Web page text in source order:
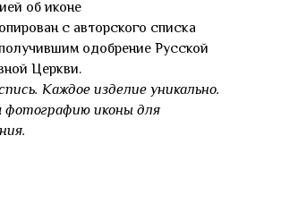
об иконе
с авторского списка
одобрение Русской
Церкви.
Каждое изделие уникально.
фотографию иконы для